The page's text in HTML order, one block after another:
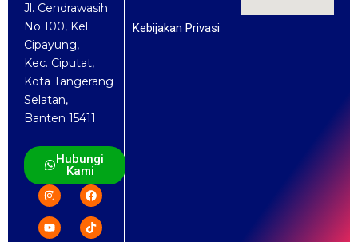
Jl. Cendrawasih
No 100, Kel.
Cipayung,
Kec. Ciputat,
Kota Tangerang
Selatan,
Banten 15411
Hubungi
Kami
I
n
s
t
a
F
a
c
e
b
Y
o
u
t
u
T
i
k
t
o
Kebijakan Privasi